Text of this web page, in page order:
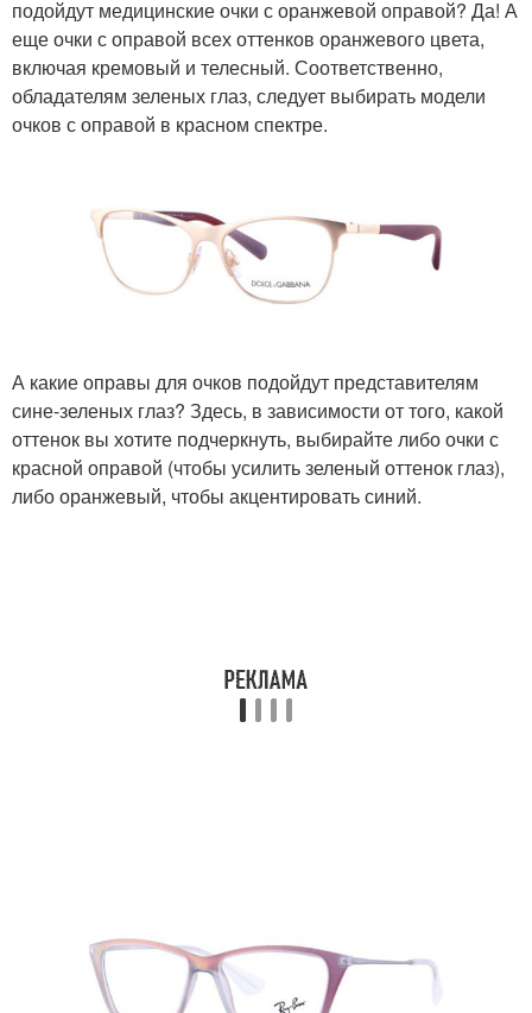
подойдут медицинские очки с оранжевой оправой? Да! А
еще очки с оправой всех оттенков оранжевого цвета,
включая кремовый и телесный. Соответственно,
обладателям зеленых глаз, следует выбирать модели
очков с оправой в красном спектре.
А какие оправы для очков подойдут представителям
сине-зеленых глаз? Здесь, в зависимости от того, какой
оттенок вы хотите подчеркнуть, выбирайте либо очки с
красной оправой (чтобы усилить зеленый оттенок глаз),
либо оранжевый, чтобы акцентировать синий.